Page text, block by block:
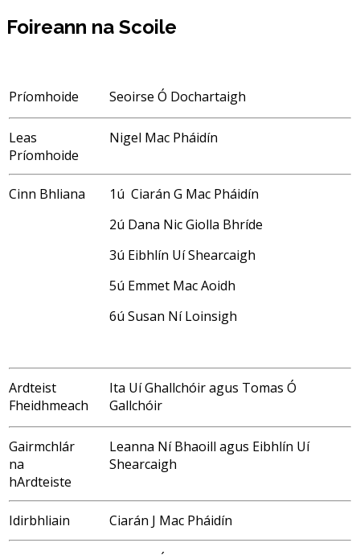
Foireann na Scoile
Príomhoide Seoirse Ó Dochartaigh
Leas
Príomhoide
Nigel Mac Pháidín
Cinn Bhliana
1ú Ciarán G Mac Pháidín
2ú Dana Nic Giolla Bhríde
3ú Eibhlín Uí Shearcaigh
5ú Emmet Mac Aoidh
6ú Susan Ní Loinsigh
Ardteist
Fheidhmeach
Ita Uí Ghallchóir agus Tomas Ó
Gallchóir
Gairmchlár
na
hArdteiste
Leanna Ní Bhaoill agus Eibhlín Uí
Shearcaigh
Idirbhliain Ciarán J Mac Pháidín